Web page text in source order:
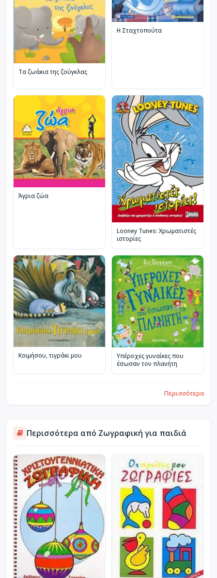
Τα ζωάκια της ζούγκλας
Η Σταχτοπούτα
Άγρια ζώα
Looney Tunes: Χρωματιστές
ιστορίες
Κοιμήσου, τιγράκι μου
Υπέροχες γυναίκες που
έσωσαν τον πλανήτη
Περισσότερα
Περισσότερα από Ζωγραφική για παιδιά